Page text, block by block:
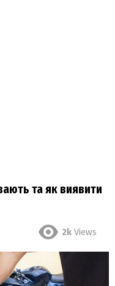
та як виявити
2k Views